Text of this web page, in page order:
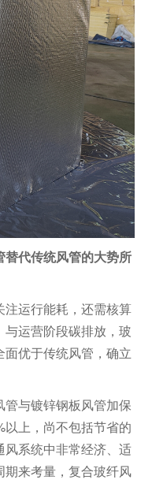
代传统风管的大势所
运行能耗，还需核算
运营阶段碳排放，玻
优于传统风管，确立
与镀锌钢板风管加保
上，尚不包括节省的
系统中非常经济、适
来考量，复合玻纤风